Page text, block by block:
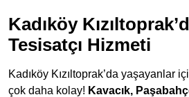
Kadıköy
Tesisatçı Hizmeti
Kadıköy Kızıltoprak’da yaşayanlar
çok daha kolay! Kavacık,